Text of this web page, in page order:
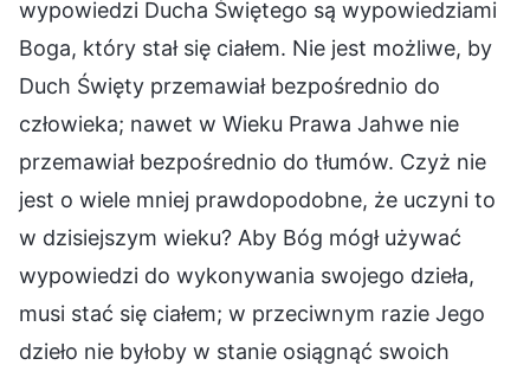
wypowiedzi Ducha Świętego są wypowiedziami
Boga, który stał się ciałem. Nie jest możliwe, by
Duch Święty przemawiał bezpośrednio do
człowieka; nawet w Wieku Prawa Jahwe nie
przemawiał bezpośrednio do tłumów. Czyż nie
jest o wiele mniej prawdopodobne, że uczyni to
w dzisiejszym wieku? Aby Bóg mógł używać
wypowiedzi do wykonywania swojego dzieła,
musi stać się ciałem; w przeciwnym razie Jego
dzieło nie byłoby w stanie osiągnąć swoich